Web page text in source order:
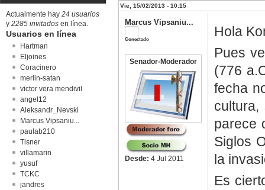
Actualmente hay 24 usuarios
y 2285 invitados en línea.
Usuarios en línea
Hartman
Eljoines
Coracinero
merlin-satan
victor vera mendivil
angel12
Aleksandr_Nevski
Marcus Vipsaniu...
paulab210
Tisner
villamarin
yusuf
TCKC
jandres
Vie, 15/02/2013 - 10:15
Marcus Vipsaniu...
Conectado
Senador-Moderador
Desde: 4 Jul 2011
Hola
Pues
(776
fecha
parece
Siglos
la
Es